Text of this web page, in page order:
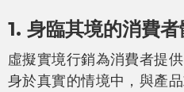
1. 身臨其境的消費
虛擬實境行銷為消費者提
身於真實的情境中，與產